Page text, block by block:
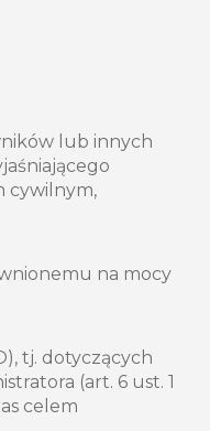
lub innych
cywilnym,
na mocy
tj. dotyczących
(art. 6 ust. 1
celem